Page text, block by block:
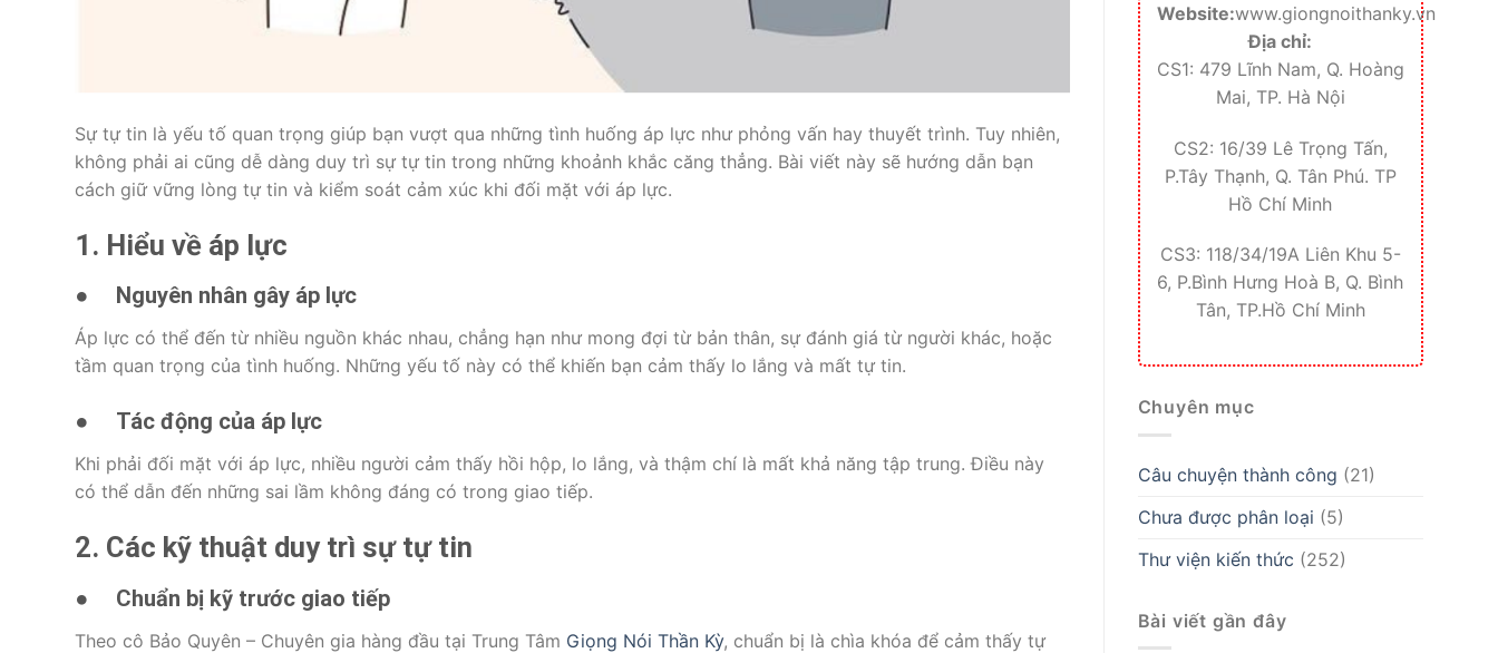
Sự tự tin là yếu tố quan trọng giúp bạn vượt qua những tình huống áp lực như phỏng vấn hay thuyết trình. Tuy nhiên,
không phải ai cũng dễ dàng duy trì sự tự tin trong những khoảnh khắc căng thẳng. Bài viết này sẽ hướng dẫn bạn
cách giữ vững lòng tự tin và kiểm soát cảm xúc khi đối mặt với áp lực.
1. Hiểu về áp lực
● Nguyên nhân gây áp lực
Áp lực có thể đến từ nhiều nguồn khác nhau, chẳng hạn như mong đợi từ bản thân, sự đánh giá từ người khác, hoặc
tầm quan trọng của tình huống. Những yếu tố này có thể khiến bạn cảm thấy lo lắng và mất tự tin.
● Tác động của áp lực
Khi phải đối mặt với áp lực, nhiều người cảm thấy hồi hộp, lo lắng, và thậm chí là mất khả năng tập trung. Điều này
có thể dẫn đến những sai lầm không đáng có trong giao tiếp.
2. Các kỹ thuật duy trì sự tự tin
● Chuẩn bị kỹ trước giao tiếp
Theo cô Bảo Quyên – Chuyên gia hàng đầu tại Trung Tâm Giọng Nói Thần Kỳ, chuẩn bị là chìa khóa để cảm thấy tự
Website:www.giongnoithanky.vn
Địa chỉ:
CS1: 479 Lĩnh Nam, Q. Hoàng
Mai, TP. Hà Nội
CS2: 16/39 Lê Trọng Tấn,
P.Tây Thạnh, Q. Tân Phú. TP
Hồ Chí Minh
CS3: 118/34/19A Liên Khu 5-
6, P.Bình Hưng Hoà B, Q. Bình
Tân, TP.Hồ Chí Minh
Chuyên mục
Câu chuyện thành công (21)
Chưa được phân loại (5)
Thư viện kiến thức (252)
Bài viết gần đây